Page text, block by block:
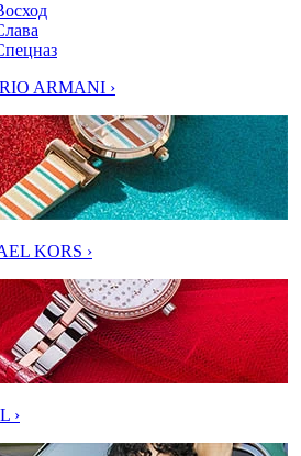
ARMANI ›
KORS ›
›